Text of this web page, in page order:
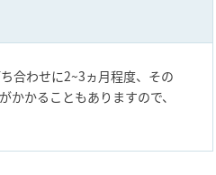
合わせに2~3ヵ月程度、その
かることもありますので、